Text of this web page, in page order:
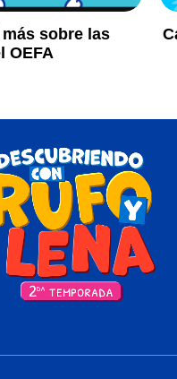
sobre las
OEFA